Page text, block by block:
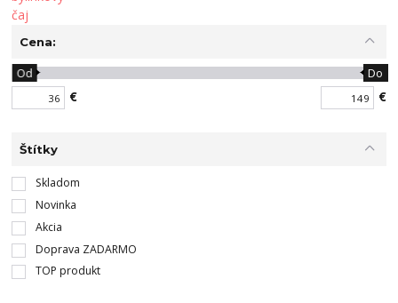
Cena:
€
Od Do
€
Štítky
Skladom
Novinka
Akcia
Doprava ZADARMO
TOP produkt